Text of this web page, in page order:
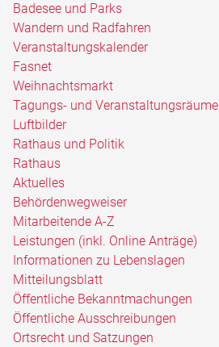
Badesee und Parks
Wandern und Radfahren
Veranstaltungskalender
Fasnet
Weihnachtsmarkt
Tagungs- und Veranstaltungsräume
Luftbilder
Rathaus und Politik
Rathaus
Aktuelles
Behördenwegweiser
Mitarbeitende A-Z
Leistungen (inkl. Online Anträge)
Informationen zu Lebenslagen
Mitteilungsblatt
Öffentliche Bekanntmachungen
Öffentliche Ausschreibungen
Ortsrecht und Satzungen